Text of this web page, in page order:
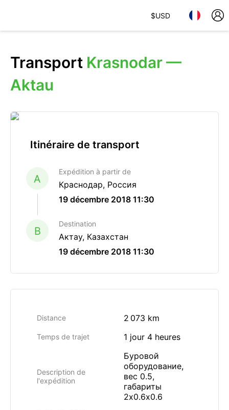
$USD
Transport Krasnodar —
Aktau
Itinéraire de transport
A
Expédition à partir de
Краснодар, Россия
19 décembre 2018 11:30
B
Destination
Актау, Казахстан
19 décembre 2018 11:30
Distance 2 073 km
Temps de trajet 1 jour 4 heures
Description de
l'expédition
Буровой
оборудование,
вес 0.5,
габариты
2х0.6х0.6